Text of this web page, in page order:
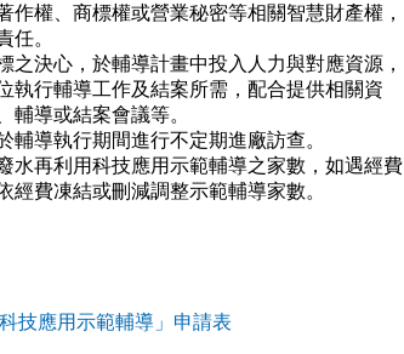
作權、商標權或營業秘密等相關智慧財產權，
任。
之決心，於輔導計畫中投入人力與對應資源，
執行輔導工作及結案所需，配合提供相關資
輔導或結案會議等。
輔導執行期間進行不定期進廠訪查。
水再利用科技應用示範輔導之家數，如遇經費
經費凍結或刪減調整示範輔導家數。
技應用示範輔導」申請表